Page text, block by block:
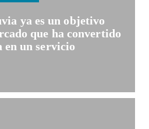
ya es un objetivo
que ha convertido
en un servicio